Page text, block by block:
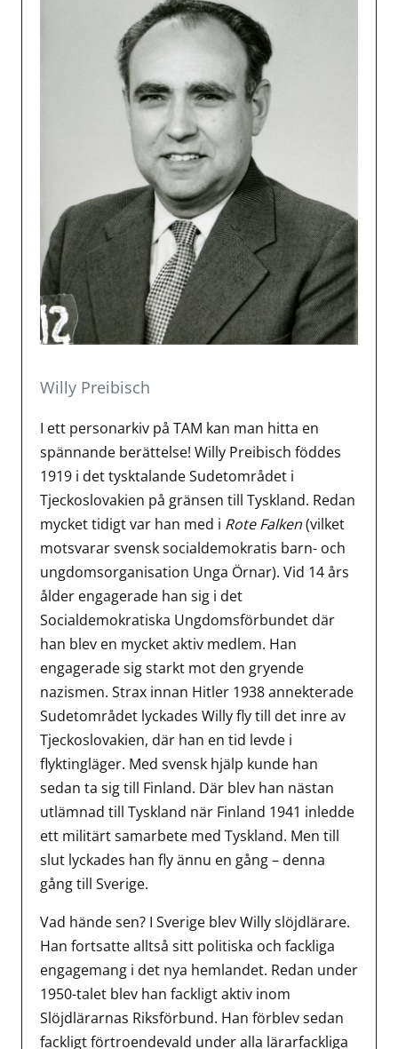
Willy Preibisch
I ett personarkiv på TAM kan man hitta en
spännande berättelse! Willy Preibisch föddes
1919 i det tysktalande Sudetområdet i
Tjeckoslovakien på gränsen till Tyskland. Redan
mycket tidigt var han med i Rote Falken(vilket
motsvarar svensk socialdemokratis barn- och
ungdomsorganisation Unga Örnar). Vid 14 års
ålder engagerade han sig i det
Socialdemokratiska Ungdomsförbundet där
han blev en mycket aktiv medlem. Han
engagerade sig starkt mot den gryende
nazismen. Strax innan Hitler 1938 annekterade
Sudetområdet lyckades Willy fly till det inre av
Tjeckoslovakien, där han en tid levde i
flyktingläger. Med svensk hjälp kunde han
sedan ta sig till Finland. Där blev han nästan
utlämnad till Tyskland när Finland 1941 inledde
ett militärt samarbete med Tyskland. Men till
slut lyckades han fly ännu en gång – denna
gång till Sverige.
Vad hände sen? I Sverige blev Willy slöjdlärare.
Han fortsatte alltså sitt politiska och fackliga
engagemang i det nya hemlandet. Redan under
1950-talet blev han fackligt aktiv inom
Slöjdlärarnas Riksförbund. Han förblev sedan
fackligt förtroendevald under alla lärarfackliga